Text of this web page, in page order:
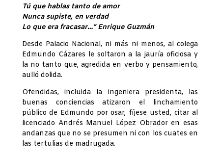
Tú que hablas tanto de amor
Nunca supiste, en verdad
Lo que era fracasar…” Enrique Guzmán
Desde Palacio Nacional, ni más ni menos, al colega
Edmundo Cázares le soltaron a la jauría oficiosa y
la no tanto que, agredida en verbo y pensamiento,
aulló dolida.
Ofendidas, incluida la ingeniera presidenta, las
buenas conciencias atizaron el linchamiento
público de Edmundo por osar, fíjese usted, citar al
licenciado Andrés Manuel López Obrador en esas
andanzas que no se presumen ni con los cuates en
las tertulias de madrugada.